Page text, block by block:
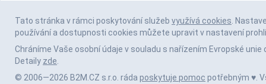
Tato stránka v rámci poskytování služeb využívá cookies.
používání a dostupnosti cookies můžete upravit v nastavení
Chráníme Vaše osobní údaje v souladu s nařízením Evropské unie
Detaily zde.
© 2006—2026 B2M.CZ s.r.o. ráda poskytuje pomoc potřebným ♥️.